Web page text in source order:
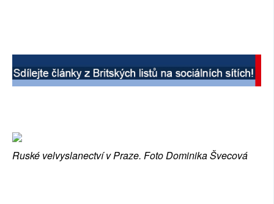
Ruské velvyslanectví v Praze. Foto Dominika Švecová